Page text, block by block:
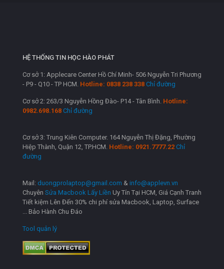
HỆ THỐNG TIN HỌC HÀO PHÁT
Cơ sở 1: Applecare Center Hồ Chí Minh- 506 Nguyễn Tri Phương
- P9 - Q10 - TP HCM. Hotline: 0838 238 338 Chỉ đường
Cơ sở 2: 263/3 Nguyễn Hồng Đào- P14 - Tân Bình. Hotline:
0982.698.168 Chỉ đường
Cơ sở 3: Trung Kiên Computer. 164 Nguyễn Thị Đặng, Phường
Hiệp Thành, Quận 12, TP.HCM. Hotline: 0921.7777.22 Chỉ
đường
Mail: duongprolaptop@gmail.com & info@applevn.vn
Chuyên Sửa Macbook Lấy Liền Uy Tín Tại HCM, Giá Cạnh Tranh
Tiết kiệm Lên Đến 30% chi phí sửa Macbook, Laptop, Surface
... Bảo Hành Chu Đáo
Tool quản lý